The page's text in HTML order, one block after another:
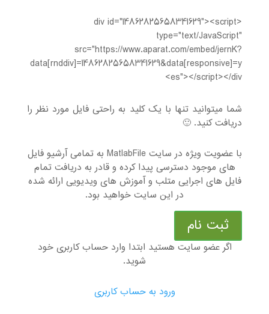
<div id="14862825658341629"><script
type="text/JavaScript"
src="https://www.aparat.com/embed/jernK?
data[rnddiv]=14862825658341629&data[responsive]=y
es"></script></div>
شما میتوانید تنها با یک کلید به راحتی فایل مورد نظر را
دریافت کنید. 🙂
با عضویت ویژه در سایت MatlabFile به تمامی آرشیو فایل
های موجود دسترسی پیدا کرده و قادر به دریافت تمام
فایل های اجرایی متلب و آموزش های ویدیویی ارائه شده
در این سایت خواهید بود.
ثبت نام
اگر عضو سایت هستید ابتدا وارد حساب کاربری خود
شوید.
ورود به حساب کاربری